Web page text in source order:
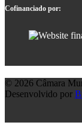
Cofinanciado por:
© 2026 Câmara
Desenvolvido por